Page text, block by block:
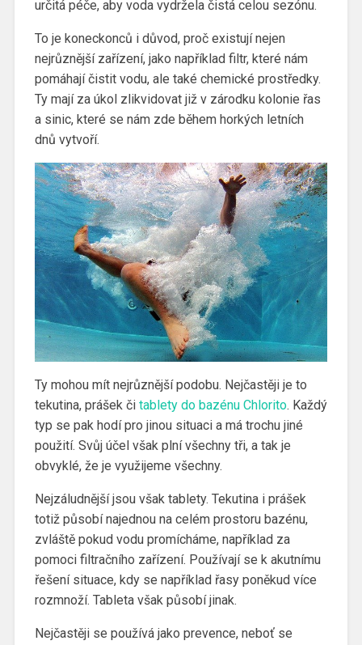
určitá péče, aby voda vydržela čistá celou sezónu.
To je koneckonců i důvod, proč existují nejen
nejrůznější zařízení, jako například filtr, které nám
pomáhají čistit vodu, ale také chemické prostředky.
Ty mají za úkol zlikvidovat již v zárodku kolonie řas
a sinic, které se nám zde během horkých letních
dnů vytvoří.
Ty mohou mít nejrůznější podobu. Nejčastěji je to
tekutina, prášek či tablety do bazénu Chlorito. Každý
typ se pak hodí pro jinou situaci a má trochu jiné
použití. Svůj účel však plní všechny tři, a tak je
obvyklé, že je využijeme všechny.
Nejzáludnější jsou však tablety. Tekutina i prášek
totiž působí najednou na celém prostoru bazénu,
zvláště pokud vodu promícháme, například za
pomoci filtračního zařízení. Používají se k akutnímu
řešení situace, kdy se například řasy poněkud více
rozmnoží. Tableta však působí jinak.
Nejčastěji se používá jako prevence, neboť se